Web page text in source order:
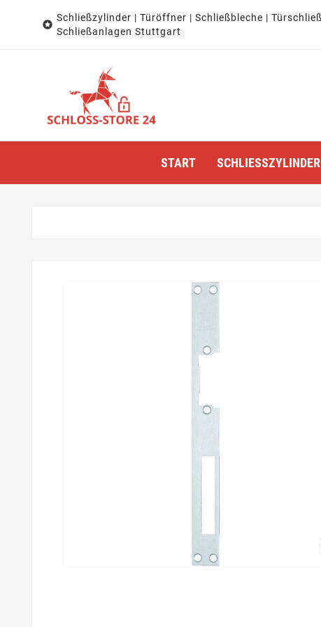

Schließzylinder | Türöffner | Schließbleche |
Schließanlagen Stuttgart
START SCHLIESSZYLINDER